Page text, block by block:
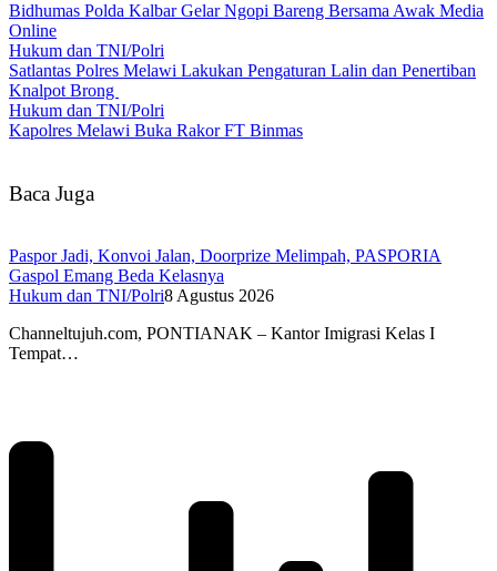
Bidhumas Polda Kalbar Gelar Ngopi Bareng Bersama Awak Media
Online
Hukum dan TNI/Polri
Satlantas Polres Melawi Lakukan Pengaturan Lalin dan Penertiban
Knalpot Brong
Hukum dan TNI/Polri
Kapolres Melawi Buka Rakor FT Binmas
Baca Juga
Paspor Jadi, Konvoi Jalan, Doorprize Melimpah, PASPORIA
Gaspol Emang Beda Kelasnya
Hukum dan TNI/Polri8 Agustus 2026
Channeltujuh.com, PONTIANAK – Kantor Imigrasi Kelas I
Tempat…